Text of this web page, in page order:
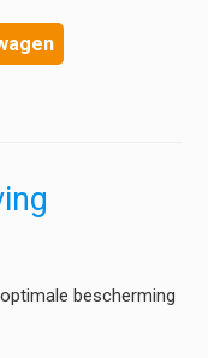
bescherming